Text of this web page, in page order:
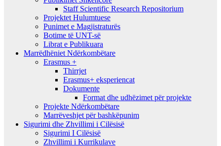
Staff Scientific Research Repositorium
Projektet Hulumtuese
Punimet e Magjistraturës
Botime të UNT-së
Librat e Publikuara
Marrëdhëniet Ndërkombëtare
Erasmus +
Thirrjet
Erasmus+ eksperiencat
Dokumente
Format dhe udhëzimet për projekte
Projekte Ndërkombëtare
Marrëveshjet për bashkëpunim
Sigurimi dhe Zhvillimi i Cilësisë
Sigurimi I Cilësisë
Zhvillimi i Kurrikulave